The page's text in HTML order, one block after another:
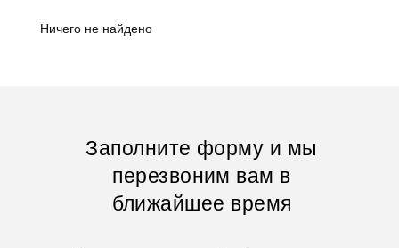
Ничего не найдено
Заполните форму и мы
перезвоним вам в
ближайшее время